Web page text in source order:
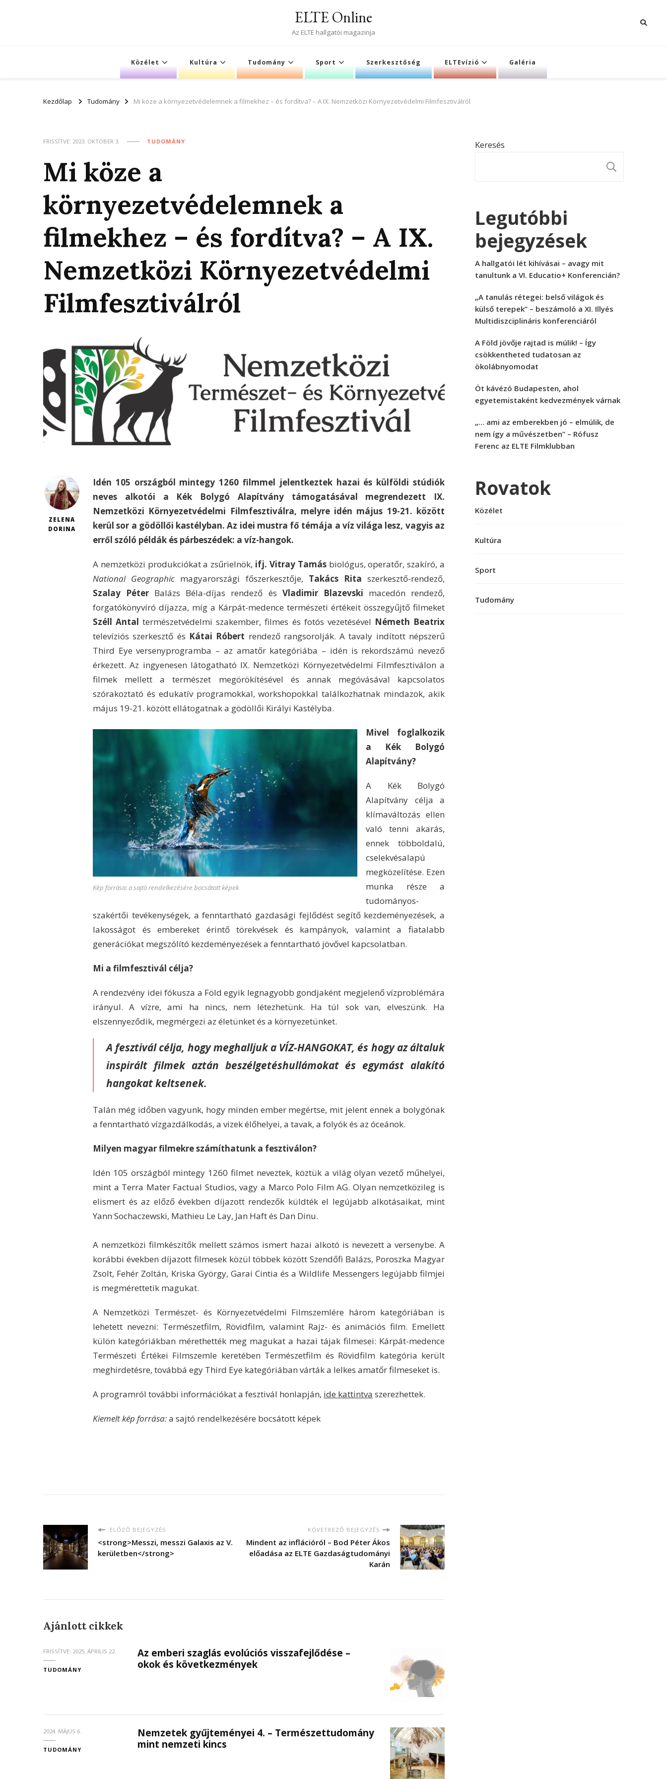
ELTE Online
Az ELTE hallgatói magazinja
Közélet Kultúra Tudomány Sport Szerkesztőség ELTEvízió Galéria
Kezdőlap Tudomány Mi köze a környezetvédelemnek a filmekhez – és fordítva? – A IX. Nemzetközi Környezetvédelmi Filmfesztiválról
FRISSÍTVE: 2023. OKTÓBER 3. TUDOMÁNY
Mi köze a
környezetvédelemnek a
filmekhez – és fordítva? – A IX.
Nemzetközi Környezetvédelmi
Filmfesztiválról
ZELENA
DORINA
Idén 105 országból mintegy 1260 filmmel jelentkeztek hazai és külföldi stúdiók
neves alkotói a Kék Bolygó Alapítvány támogatásával megrendezett IX.
Nemzetközi Környezetvédelmi Filmfesztiválra, melyre idén május 19-21. között
kerül sor a gödöllői kastélyban. Az idei mustra fő témája a víz világa lesz, vagyis az
erről szóló példák és párbeszédek: a víz-hangok.
A nemzetközi produkciókat a zsűrielnök, ifj. Vitray Tamásbiológus, operatőr, szakíró, a
National Geographic magyarországi főszerkesztője, Takács Rita szerkesztő-rendező,
Szalay Péter Balázs Béla-díjas rendező és Vladimir Blazevski macedón rendező,
forgatókönyvíró díjazza, míg a Kárpát-medence természeti értékeit összegyűjtő filmeket
Széll Antal természetvédelmi szakember, filmes és fotós vezetésével Németh Beatrix
televíziós szerkesztő és Kátai Róbert rendező rangsorolják. A tavaly indított népszerű
Third Eye versenyprogramba – az amatőr kategóriába – idén is rekordszámú nevező
érkezett. Az ingyenesen látogatható IX. Nemzetközi Környezetvédelmi Filmfesztiválon a
filmek mellett a természet megörökítésével és annak megóvásával kapcsolatos
szórakoztató és edukatív programokkal, workshopokkal találkozhatnak mindazok, akik
május 19-21. között ellátogatnak a gödöllői Királyi Kastélyba.
Kép forrása: a sajtó rendelkezésére bocsátott képek
Mivel foglalkozik
a Kék Bolygó
Alapítvány?
A Kék Bolygó
Alapítvány célja a
klímaváltozás ellen
való tenni akarás,
ennek többoldalú,
cselekvésalapú
megközelítése. Ezen
munka része a
tudományos-
szakértői tevékenységek, a fenntartható gazdasági fejlődést segítő kezdeményezések, a
lakosságot és embereket érintő törekvések és kampányok, valamint a fiatalabb
generációkat megszólító kezdeményezések a fenntartható jövővel kapcsolatban.
Mi a filmfesztivál célja?
A rendezvény idei fókusza a Föld egyik legnagyobb gondjaként megjelenő vízproblémára
irányul. A vízre, ami ha nincs, nem létezhetünk. Ha túl sok van, elveszünk. Ha
elszennyeződik, megmérgezi az életünket és a környezetünket.
A fesztivál célja, hogy meghalljuk a VÍZ-HANGOKAT, és hogy az általuk
inspirált filmek aztán beszélgetéshullámokat és egymást alakító
hangokat keltsenek.
Talán még időben vagyunk, hogy minden ember megértse, mit jelent ennek a bolygónak
a fenntartható vízgazdálkodás, a vizek élőhelyei, a tavak, a folyók és az óceánok.
Milyen magyar filmekre számíthatunk a fesztiválon?
Idén 105 országból mintegy 1260 filmet neveztek, köztük a világ olyan vezető műhelyei,
mint a Terra Mater Factual Studios, vagy a Marco Polo Film AG. Olyan nemzetközileg is
elismert és az előző években díjazott rendezők küldték el legújabb alkotásaikat, mint
Yann Sochaczewski, Mathieu Le Lay, Jan Haft és Dan Dinu.
A nemzetközi filmkészítők mellett számos ismert hazai alkotó is nevezett a versenybe. A
korábbi években díjazott filmesek közül többek között Szendőfi Balázs, Poroszka Magyar
Zsolt, Fehér Zoltán, Kriska György, Garai Cintia és a Wildlife Messengers legújabb filmjei
is megmérettetik magukat.
A Nemzetközi Természet- és Környezetvédelmi Filmszemlére három kategóriában is
lehetett nevezni: Természetfilm, Rövidfilm, valamint Rajz- és animációs film. Emellett
külön kategóriákban mérethették meg magukat a hazai tájak filmesei: Kárpát-medence
Természeti Értékei Filmszemle keretében Természetfilm és Rövidfilm kategória került
meghirdetésre, továbbá egy Third Eye kategóriában várták a lelkes amatőr filmeseket is.
A programról további információkat a fesztivál honlapján, ide kattintva szerezhettek.
Kiemelt kép forrása:a sajtó rendelkezésére bocsátott képek
ELŐZŐ BEJEGYZÉS
<strong>Messzi, messzi Galaxis az V.
kerületben</strong>
KÖVETKEZŐ BEJEGYZÉS
Mindent az inflációról – Bod Péter Ákos
előadása az ELTE Gazdaságtudományi
Karán
Ajánlott cikkek
FRISSÍTVE: 2025. ÁPRILIS 22.
TUDOMÁNY
Az emberi szaglás evolúciós visszafejlődése –
okok és következmények
2024. MÁJUS 6.
TUDOMÁNY
Nemzetek gyűjteményei 4. – Természettudomány
mint nemzeti kincs
Keresés
Legutóbbi
bejegyzések
A hallgatói lét kihívásai – avagy mit
tanultunk a VI. Educatio+ Konferencián?
„A tanulás rétegei: belső világok és
külső terepek” – beszámoló a XI. Illyés
Multidiszciplináris konferenciáról
A Föld jövője rajtad is múlik! – Így
csökkentheted tudatosan az
ökolábnyomodat
Öt kávézó Budapesten, ahol
egyetemistaként kedvezmények várnak
„… ami az emberekben jó – elmúlik, de
nem így a művészetben” – Rófusz
Ferenc az ELTE Filmklubban
Rovatok
Közélet
Kultúra
Sport
Tudomány